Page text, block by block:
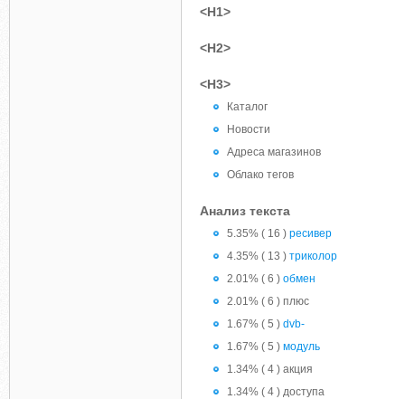
<H1>
<H2>
<H3>
Каталог
Новости
Адреса магазинов
Облако тегов
Анализ текста
5.35% ( 16 ) ресивер
4.35% ( 13 ) триколор
2.01% ( 6 ) обмен
2.01% ( 6 ) плюс
1.67% ( 5 ) dvb-
1.67% ( 5 ) модуль
1.34% ( 4 ) акция
1.34% ( 4 ) доступа